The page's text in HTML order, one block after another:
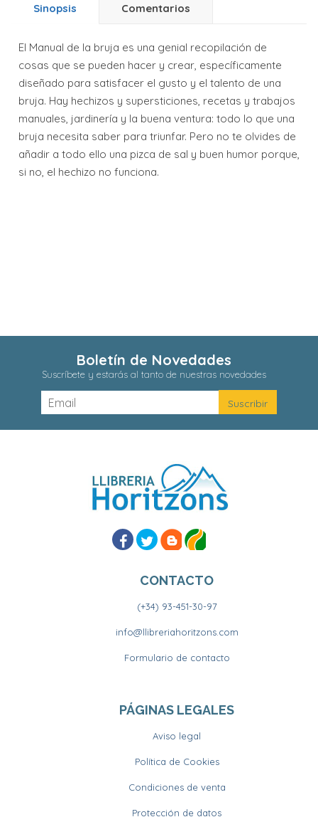
Sinopsis Comentarios
El Manual de la bruja es una genial recopilación de
cosas que se pueden hacer y crear, específicamente
diseñado para satisfacer el gusto y el talento de una
bruja. Hay hechizos y supersticiones, recetas y trabajos
manuales, jardinería y la buena ventura: todo lo que una
bruja necesita saber para triunfar. Pero no te olvides de
añadir a todo ello una pizca de sal y buen humor porque,
si no, el hechizo no funciona.
Boletín de Novedades
Suscríbete y estarás al tanto de nuestras novedades
CONTACTO
(+34) 93-451-30-97
info@llibreriahoritzons.com
Formulario de contacto
PÁGINAS LEGALES
Aviso legal
Política de Cookies
Condiciones de venta
Protección de datos